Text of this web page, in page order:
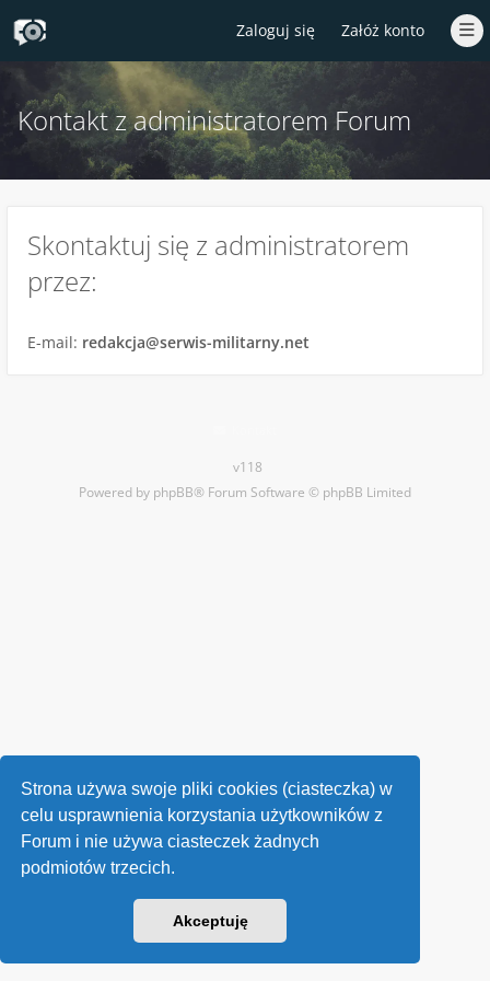
Strona używa swoje pliki cookies (ciasteczka) w
celu usprawnienia korzystania użytkowników z
Forum i nie używa ciasteczek żadnych
podmiotów trzecich.
Akceptuję
Zaloguj się Załóż konto
Kontakt z administratorem Forum
Skontaktuj się z administratorem
przez:
E-mail: redakcja@serwis-militarny.net
v118
Powered by phpBB® Forum Software © phpBB Limited